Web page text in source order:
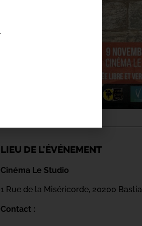
LIEU DE L'ÉVÉNEMENT
Cinéma Le Studio
1 Rue de la Miséricorde, 20200 Bastia
Contact :